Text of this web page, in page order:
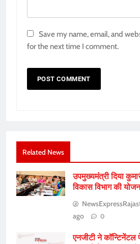
Save my name, email, and
for the next time I comment.
Related News
उपमुख्यमंत्री दिया
विकास विभाग की
ago
0
एनजीटी ने कॉन्टिनेंटल